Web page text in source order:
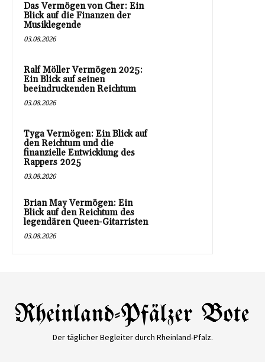
Das Vermögen von Cher: Ein
Blick auf die Finanzen der
Musiklegende
03.08.2026
Ralf Möller Vermögen 2025:
Ein Blick auf seinen
beeindruckenden Reichtum
03.08.2026
Tyga Vermögen: Ein Blick auf
den Reichtum und die
finanzielle Entwicklung des
Rappers 2025
03.08.2026
Brian May Vermögen: Ein
Blick auf den Reichtum des
legendären Queen-Gitarristen
03.08.2026
Der täglicher Begleiter durch Rheinland-Pfalz.